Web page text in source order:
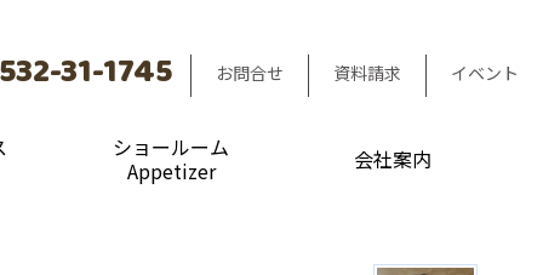
31-1745 お問合せ 資料請求 イベント
ショールーム
Appetizer
会社案内